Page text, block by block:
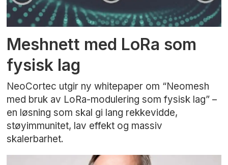
Meshnett med LoRa som
fysisk lag
NeoCortec utgir ny whitepaper om “Neomesh
med bruk av LoRa-modulering som fysisk lag” –
en løsning som skal gi lang rekkevidde,
støyimmunitet, lav effekt og massiv
skalerbarhet.